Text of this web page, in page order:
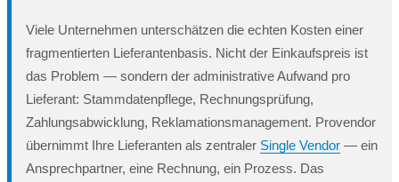
Viele Unternehmen unterschätzen die echten Kosten einer
fragmentierten Lieferantenbasis. Nicht der Einkaufspreis ist
das Problem — sondern der administrative Aufwand pro
Lieferant: Stammdatenpflege, Rechnungsprüfung,
Zahlungsabwicklung, Reklamationsmanagement. Provendor
übernimmt Ihre Lieferanten als zentraler Single Vendor — ein
Ansprechpartner, eine Rechnung, ein Prozess. Das